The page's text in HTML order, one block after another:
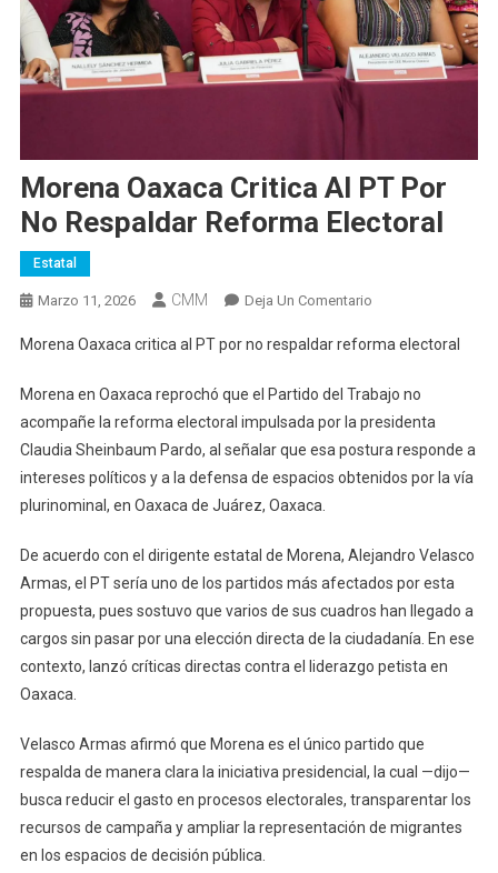
Morena Oaxaca Critica Al PT Por
No Respaldar Reforma Electoral
Estatal
Marzo 11, 2026 CMM Deja Un ComentarioEn
Oaxaca
Al
PT
Por
No
Electoral
Morena Oaxaca critica al PT por no respaldar reforma electoral
Morena en Oaxaca reprochó que el Partido del Trabajo no
acompañe la reforma electoral impulsada por la presidenta
Claudia Sheinbaum Pardo, al señalar que esa postura responde a
intereses políticos y a la defensa de espacios obtenidos por la vía
plurinominal, en Oaxaca de Juárez, Oaxaca.
De acuerdo con el dirigente estatal de Morena, Alejandro Velasco
Armas, el PT sería uno de los partidos más afectados por esta
propuesta, pues sostuvo que varios de sus cuadros han llegado a
cargos sin pasar por una elección directa de la ciudadanía. En ese
contexto, lanzó críticas directas contra el liderazgo petista en
Oaxaca.
Velasco Armas afirmó que Morena es el único partido que
respalda de manera clara la iniciativa presidencial, la cual —dijo—
busca reducir el gasto en procesos electorales, transparentar los
recursos de campaña y ampliar la representación de migrantes
en los espacios de decisión pública.